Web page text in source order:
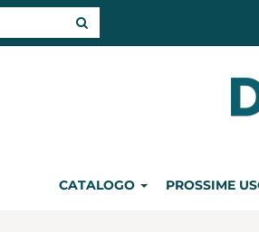
CATALOGO PROSSIME